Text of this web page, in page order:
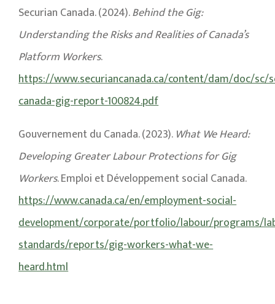
Securian Canada. (2024).Behind the Gig:
Understanding the Risks and Realities of Canada’s
Platform Workers.
https://www.securiancanada.ca/content/dam/doc/sc/
canada-gig-report-100824.pdf
Gouvernement du Canada. (2023). What We Heard:
Developing Greater Labour Protections for Gig
Workers. Emploi et Développement social Canada.
https://www.canada.ca/en/employment-social-
development/corporate/portfolio/labour/programs/
standards/reports/gig-workers-what-we-
heard.html